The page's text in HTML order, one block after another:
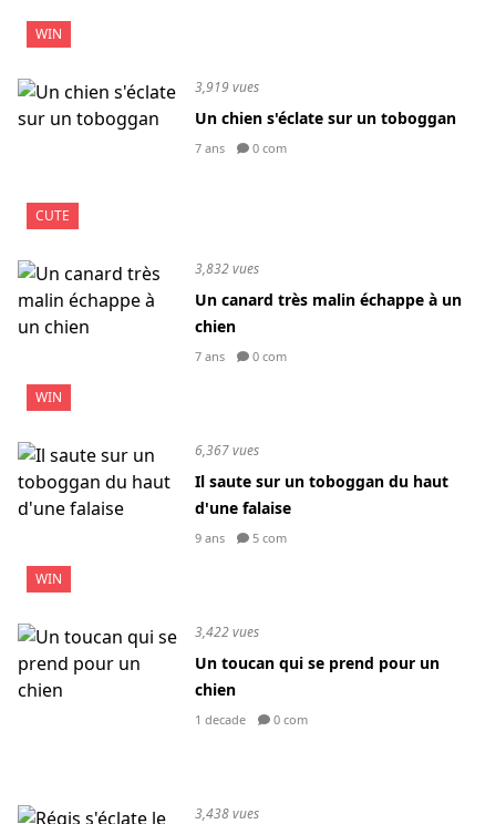
WIN
CUTE
3,919 vues
Un chien s'éclate sur un toboggan
7 ans 0 com
WIN
3,832 vues
Un canard très malin échappe à un
chien
7 ans 0 com
WIN
6,367 vues
Il saute sur un toboggan du haut
d'une falaise
9 ans 5 com
3,422 vues
Un toucan qui se prend pour un
chien
1 decade 0 com
3,438 vues